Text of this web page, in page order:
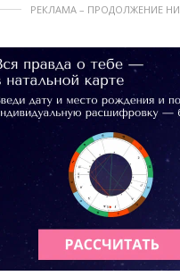
РЕКЛАМА – ПРОДОЛЖЕНИЕ